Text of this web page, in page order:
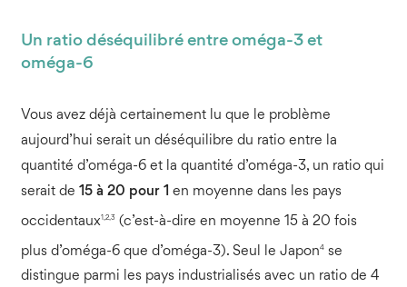
Un ratio déséquilibré entre oméga-3 et
oméga-6
Vous avez déjà certainement lu que le problème
aujourd’hui serait un déséquilibre du ratio entre la
quantité d’oméga-6 et la quantité d’oméga-3, un ratio qui
serait de 15 à 20 pour 1 en moyenne dans les pays
occidentaux1,2,3 (c’est-à-dire en moyenne 15 à 20 fois
plus d’oméga-6 que d’oméga-3). Seul le Japon4se
distingue parmi les pays industrialisés avec un ratio de 4